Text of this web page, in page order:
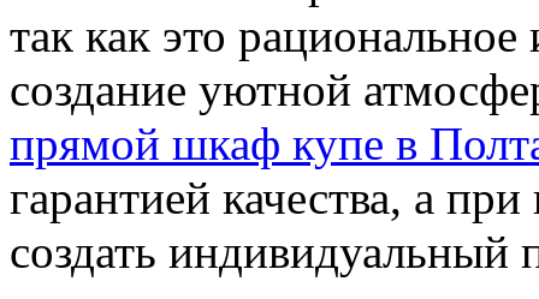
так как это
создание уютной
прямой шкаф купе в
гарантией качества, а
создать индивидуальный